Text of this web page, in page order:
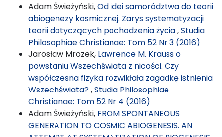
Adam Świeżyński,Od idei samorództwa do teorii
abiogenezy kosmicznej. Zarys systematyzacji
teorii dotyczących pochodzenia życia,Studia
Philosophiae Christianae: Tom 52 Nr 3 (2016)
Jarosław Mrozek, Lawrence M. Krauss o
powstaniu Wszechświata z nicości. Czy
współczesna fizyka rozwikłała zagadkę istnienia
Wszechświata?,Studia Philosophiae
Christianae: Tom 52 Nr 4 (2016)
Adam Świeżyński, FROM SPONTANEOUS
GENERATION TO COSMIC ABIOGENESIS. AN